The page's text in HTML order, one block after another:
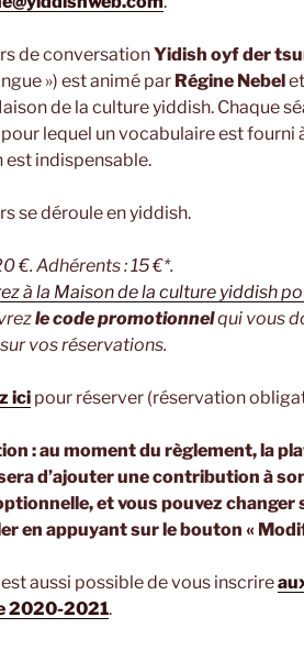
de conversationYidish oyf der
») est animé par Régine Nebel
de la culture yiddish. Chaque
lequel un vocabulaire est fourni
est indispensable.
se déroule en yiddish.
€. Adhérents : 15 €*.
à la Maison de la culture yiddish
le code promotionnelqui vous
vos réservations.
ici pour réserver (réservation
: au moment du règlement, la
d’ajouter une contribution à
et vous pouvez changer
en appuyant sur le bouton «
aussi possible de vous inscrire
2020-2021.